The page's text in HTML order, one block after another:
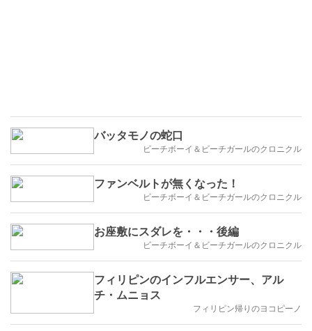
バッタモノの蛇口
ビーチボーイ＆ビーチガールのクロニクル
ファンベルトが無くなった！
ビーチボーイ＆ビーチガールのクロニクル
お座敷にスダレを・・・後編
ビーチボーイ＆ビーチガールのクロニクル
フィリピンのインフルエンサー、アル
チ・ムニョス
フィリピン帰りのヨコピーノ